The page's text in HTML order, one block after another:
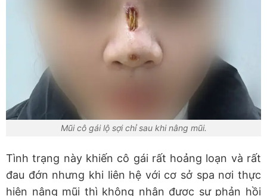
Mũi cô gái lộ sợi chỉ sau khi nâng mũi.
Tình trạng này khiến cô gái rất hoảng loạn và rất
đau đớn nhưng khi liên hệ với cơ sở spa nơi thực
hiện nâng mũi thì không nhận được sự phản hồi